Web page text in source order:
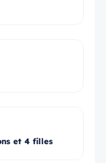
et 4 filles